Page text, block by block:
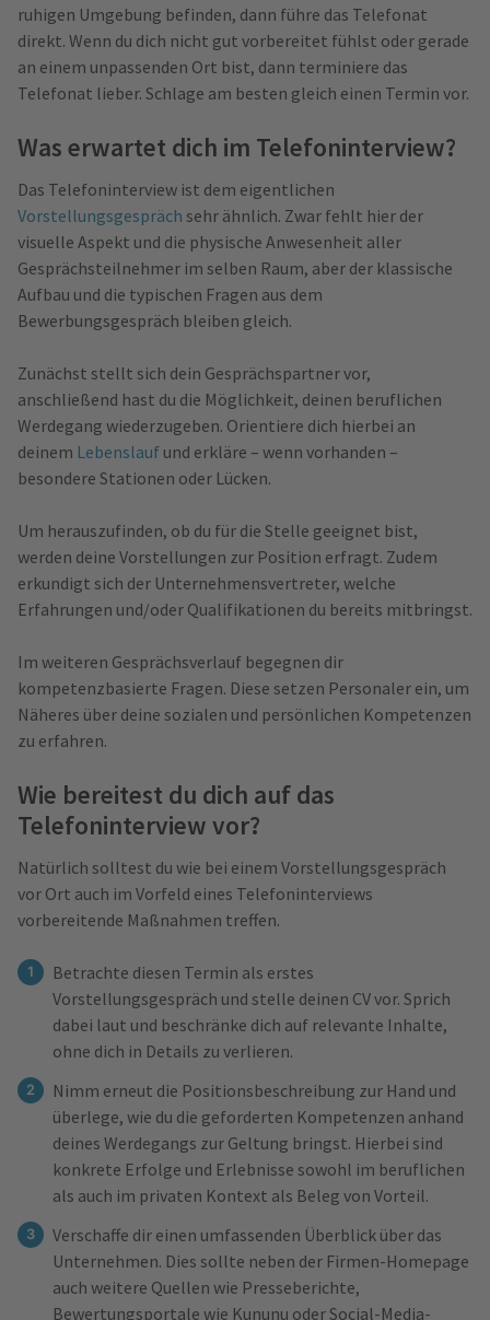
ruhigen Umgebung befinden, dann führe das Telefonat
direkt. Wenn du dich nicht gut vorbereitet fühlst oder gerade
an einem unpassenden Ort bist, dann terminiere das
Telefonat lieber. Schlage am besten gleich einen Termin vor.
Was erwartet dich im Telefoninterview?
Das Telefoninterview ist dem eigentlichen
Vorstellungsgespräch sehr ähnlich. Zwar fehlt hier der
visuelle Aspekt und die physische Anwesenheit aller
Gesprächsteilnehmer im selben Raum, aber der klassische
Aufbau und die typischen Fragen aus dem
Bewerbungsgespräch bleiben gleich.
Zunächst stellt sich dein Gesprächspartner vor,
anschließend hast du die Möglichkeit, deinen beruflichen
Werdegang wiederzugeben. Orientiere dich hierbei an
deinem Lebenslauf und erkläre – wenn vorhanden –
besondere Stationen oder Lücken.
Um herauszufinden, ob du für die Stelle geeignet bist,
werden deine Vorstellungen zur Position erfragt. Zudem
erkundigt sich der Unternehmensvertreter, welche
Erfahrungen und/oder Qualifikationen du bereits mitbringst.
Im weiteren Gesprächsverlauf begegnen dir
kompetenzbasierte Fragen. Diese setzen Personaler ein, um
Näheres über deine sozialen und persönlichen Kompetenzen
zu erfahren.
Wie bereitest du dich auf das
Telefoninterview vor?
Natürlich solltest du wie bei einem Vorstellungsgespräch
vor Ort auch im Vorfeld eines Telefoninterviews
vorbereitende Maßnahmen treffen.
Betrachte diesen Termin als erstes
Vorstellungsgespräch und stelle deinen CV vor. Sprich
dabei laut und beschränke dich auf relevante Inhalte,
ohne dich in Details zu verlieren.
Nimm erneut die Positionsbeschreibung zur Hand und
überlege, wie du die geforderten Kompetenzen anhand
deines Werdegangs zur Geltung bringst. Hierbei sind
konkrete Erfolge und Erlebnisse sowohl im beruflichen
als auch im privaten Kontext als Beleg von Vorteil.
Verschaffe dir einen umfassenden Überblick über das
Unternehmen. Dies sollte neben der Firmen-Homepage
auch weitere Quellen wie Presseberichte,
Bewertungsportale wie Kununu oder Social-Media-